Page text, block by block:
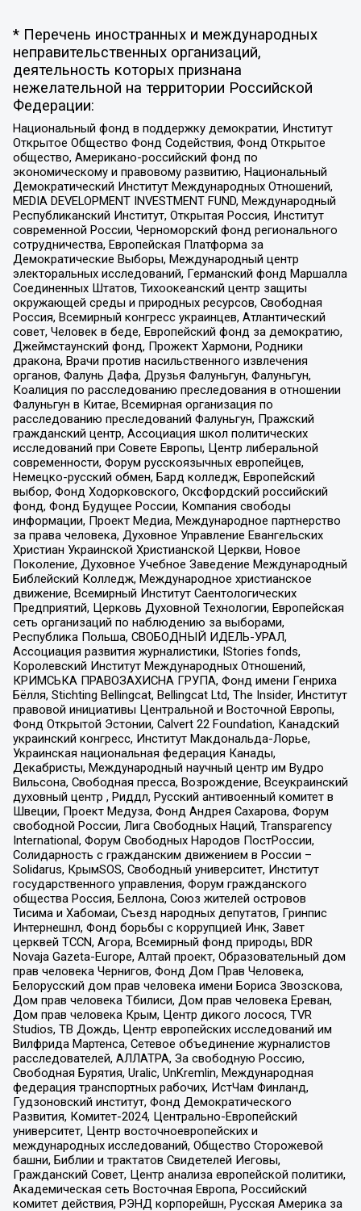
* Перечень иностранных и международных
неправительственных организаций,
деятельность которых признана
нежелательной на территории Российской
Федерации:
Национальный фонд в поддержку демократии, Институт
Открытое Общество Фонд Содействия, Фонд Открытое
общество, Американо-российский фонд по
экономическому и правовому развитию, Национальный
Демократический Институт Международных Отношений,
MEDIA DEVELOPMENT INVESTMENT FUND, Международный
Республиканский Институт, Открытая Россия, Институт
современной России, Черноморский фонд регионального
сотрудничества, Европейская Платформа за
Демократические Выборы, Международный центр
электоральных исследований, Германский фонд Маршалла
Соединенных Штатов, Тихоокеанский центр защиты
окружающей среды и природных ресурсов, Свободная
Россия, Всемирный конгресс украинцев, Атлантический
совет, Человек в беде, Европейский фонд за демократию,
Джеймстаунский фонд, Прожект Хармони, Родники
дракона, Врачи против насильственного извлечения
органов, Фалунь Дафа, Друзья Фалуньгун, Фалуньгун,
Коалиция по расследованию преследования в отношении
Фалуньгун в Китае, Всемирная организация по
расследованию преследований Фалуньгун, Пражский
гражданский центр, Ассоциация школ политических
исследований при Совете Европы, Центр либеральной
современности, Форум русскоязычных европейцев,
Немецко-русский обмен, Бард колледж, Европейский
выбор, Фонд Ходорковского, Оксфордский российский
фонд, Фонд Будущее России, Компания свободы
информации, Проект Медиа, Международное партнерство
за права человека, Духовное Управление Евангельских
Христиан Украинской Христианской Церкви, Новое
Поколение, Духовное Учебное Заведение Международный
Библейский Колледж, Международное христианское
движение, Всемирный Институт Саентологических
Предприятий, Церковь Духовной Технологии, Европейская
сеть организаций по наблюдению за выборами,
Республика Польша, СВОБОДНЫЙ ИДЕЛЬ-УРАЛ,
Ассоциация развития журналистики, IStories fonds,
Королевский Институт Международных Отношений,
КРИМСЬКА ПРАВОЗАХИСНА ГРУПА, Фонд имени Генриха
Бёлля, Stichting Bellingcat, Bellingcat Ltd, The Insider, Институт
правовой инициативы Центральной и Восточной Европы,
Фонд Открытой Эстонии, Calvert 22 Foundation, Канадский
украинский конгресс, Институт Макдональда-Лорье,
Украинская национальная федерация Канады,
Декабристы, Международный научный центр им Вудро
Вильсона, Свободная пресса, Возрождение, Всеукраинский
духовный центр , Риддл, Русский антивоенный комитет в
Швеции, Проект Медуза, Фонд Андрея Сахарова, Форум
свободной России, Лига Свободных Наций, Transparеncy
International, Форум Свободных Народов ПостРоссии,
Солидарность с гражданским движением в России –
Solidarus, КрымSOS, Свободный университет, Институт
государственного управления, Форум гражданского
общества Россия, Беллона, Союз жителей островов
Тисима и Хабомаи, Съезд народных депутатов, Гринпис
Интернешнл, Фонд борьбы с коррупцией Инк, Завет
церквей TCCN, Агора, Всемирный фонд природы, BDR
Novaja Gazeta-Europe, Алтай проект, Образовательный дом
прав человека Чернигов, Фонд Дом Прав Человека,
Белорусский дом прав человека имени Бориса Звозскова,
Дом прав человека Тбилиси, Дом прав человека Ереван,
Дом прав человека Крым, Центр дикого лосося, TVR
Studios, ТВ Дождь, Центр европейских исследований им
Вилфрида Мартенса, Сетевое объединение журналистов
расследователей, АЛЛАТРА, За свободную Россию,
Свободная Бурятия, Uralic, UnKremlin, Международная
федерация транспортных рабочих, ИстЧам Финланд,
Гудзоновский институт, Фонд Демократического
Развития, Комитет-2024, Центрально-Европейский
университет, Центр восточноевропейских и
международных исследований, Общество Сторожевой
башни, Библии и трактатов Свидетелей Иеговы,
Гражданский Совет, Центр анализа европейской политики,
Академическая сеть Восточная Европа, Российский
комитет действия, РЭНД корпорейшн, Русская Америка за